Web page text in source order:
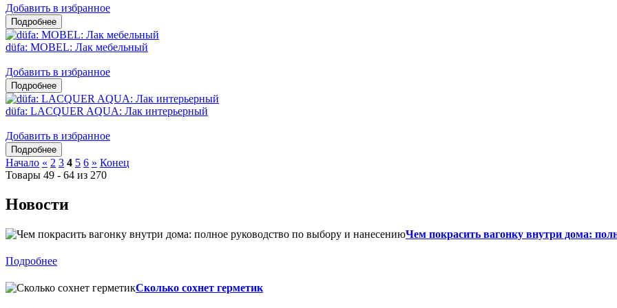
Добавить в избранное
düfa: MOBEL: Лак мебельный
Добавить в избранное
düfa: LACQUER AQUA: Лак интерьерный
Добавить в избранное
Начало « 2 3 4 5 6 » Конец
Товары 49 - 64 из 270
Новости
Чем покрасить вагонку внутри дома:
Подробнее
Сколько сохнет герметик